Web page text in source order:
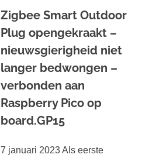
Zigbee Smart Outdoor
Plug opengekraakt –
nieuwsgierigheid niet
langer bedwongen –
verbonden aan
Raspberry Pico op
board.GP15
7 januari 2023 Als eerste